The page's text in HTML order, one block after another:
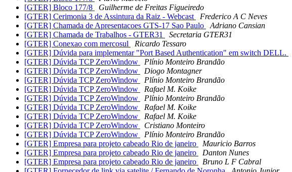
[GTER] Bloco 177/8
Guilherme de Freitas Figueiredo
[GTER] Cerimonia 3 de Assintura da Raiz - Webcast
Frederico A C Neves
[GTER] Chamada de Apresentacoes GTS-17 Sao Paulo
Adriano Cansian
[GTER] Chamada de Trabalhos - GTER31
Secretaria GTER31
[GTER] Conexao com mercosul
Ricardo Tessaro
[GTER] Dúvida para implementar "Port Based Authentication" em switch DELL.
[GTER] Dúvida TCP ZeroWindow
Plínio Monteiro Brandão
[GTER] Dúvida TCP ZeroWindow
Diogo Montagner
[GTER] Dúvida TCP ZeroWindow
Plínio Monteiro Brandão
[GTER] Dúvida TCP ZeroWindow
Rafael M. Koike
[GTER] Dúvida TCP ZeroWindow
Plínio Monteiro Brandão
[GTER] Dúvida TCP ZeroWindow
Rafael M. Koike
[GTER] Dúvida TCP ZeroWindow
Rafael M. Koike
[GTER] Dúvida TCP ZeroWindow
Cristiano Monteiro
[GTER] Dúvida TCP ZeroWindow
Plínio Monteiro Brandão
[GTER] Empresa para projeto cabeado Rio de janeiro
Mauricio Barros
[GTER] Empresa para projeto cabeado Rio de janeiro
Danton Nunes
[GTER] Empresa para projeto cabeado Rio de janeiro
Bruno L F Cabral